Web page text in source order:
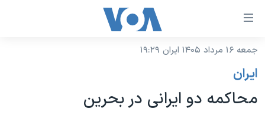
لینکهای
دسترسی
جهش
محتوای
نسخه سبک وب‌سایت
موضوع ها
جمعه ۱۶ مرداد ۱۴۰۵ ایران ۱۹:۲۹
ايران
محاکمه دو ایرانی در بحرین